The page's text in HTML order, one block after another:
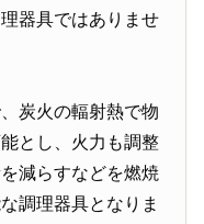
器具ではありませ
炭火の輻射熱で物
とし、火力も調整
減らすなどを燃焼
調理器具となりま